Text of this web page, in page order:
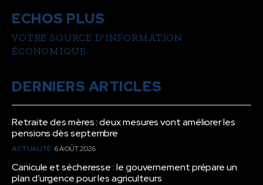
ECHOS PLUS
VOTRE SOURCE D'INFORMATION
ÉCONOMIQUE.
DERNIERS ARTICLES
Retraite des mères : deux mesures vont améliorer les
pensions dès septembre
ACTUALITÉ 6 AOÛT 2026
Canicule et sécheresse : le gouvernement prépare un
plan d’urgence pour les agriculteurs